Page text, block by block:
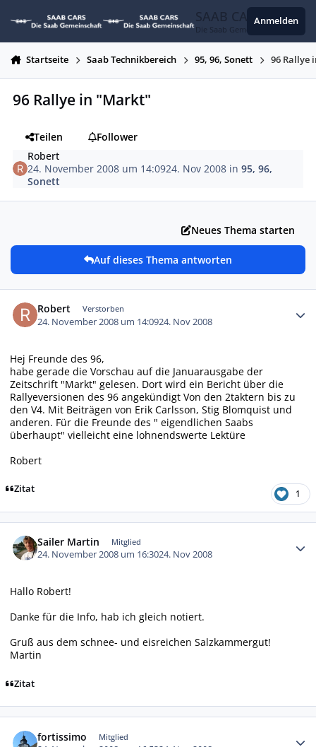
SAAB CARS
Die Saab Gemeinschaft
Anmelden
Startseite Saab Technikbereich 95, 96, Sonett 96 Rallye
96 Rallye in "Markt"
Teilen
Follower
Robert
24. November 2008 um 14:0924. Nov 2008 in95, 96,
Sonett
Neues Thema starten
Auf dieses Thema antworten
Robert Verstorben
24. November 2008 um 14:0924. Nov 2008
Hej Freunde des 96,
habe gerade die Vorschau auf die Januarausgabe der
Zeitschrift "Markt" gelesen. Dort wird ein Bericht über die
Rallyeversionen des 96 angekündigt Von den 2taktern bis zu
den V4. Mit Beiträgen von Erik Carlsson, Stig Blomquist und
anderen. Für die Freunde des " eigendlichen Saabs
überhaupt" vielleicht eine lohnendswerte Lektüre
Robert
Zitat 1
Sailer Martin Mitglied
24. November 2008 um 16:3024. Nov 2008
Hallo Robert!
Danke für die Info, hab ich gleich notiert.
Gruß aus dem schnee- und eisreichen Salzkammergut!
Martin
Zitat
fortissimo Mitglied